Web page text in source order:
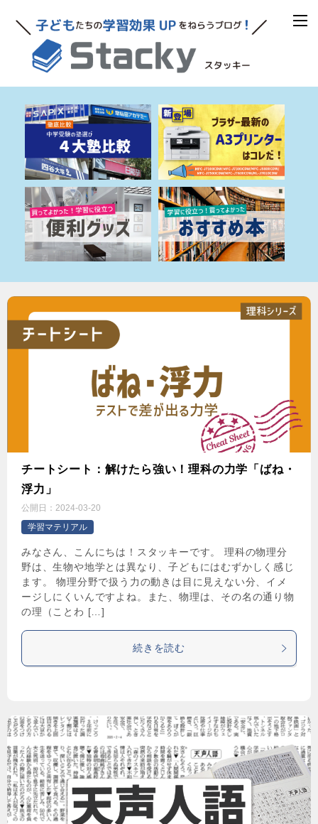
チートシート：解けたら強い！理科の力学「ばね・
浮力」
公開日： 2024-03-20
学習マテリアル
みなさん、こんにちは！スタッキーです。 理科の物理分
野は、生物や地学とは異なり、子どもにはむずかしく感じ
ます。 物理分野で扱う力の動きは目に見えない分、イメ
ージしにくいんですよね。また、物理は、その名の通り物
の理（ことわ […]
続きを読む